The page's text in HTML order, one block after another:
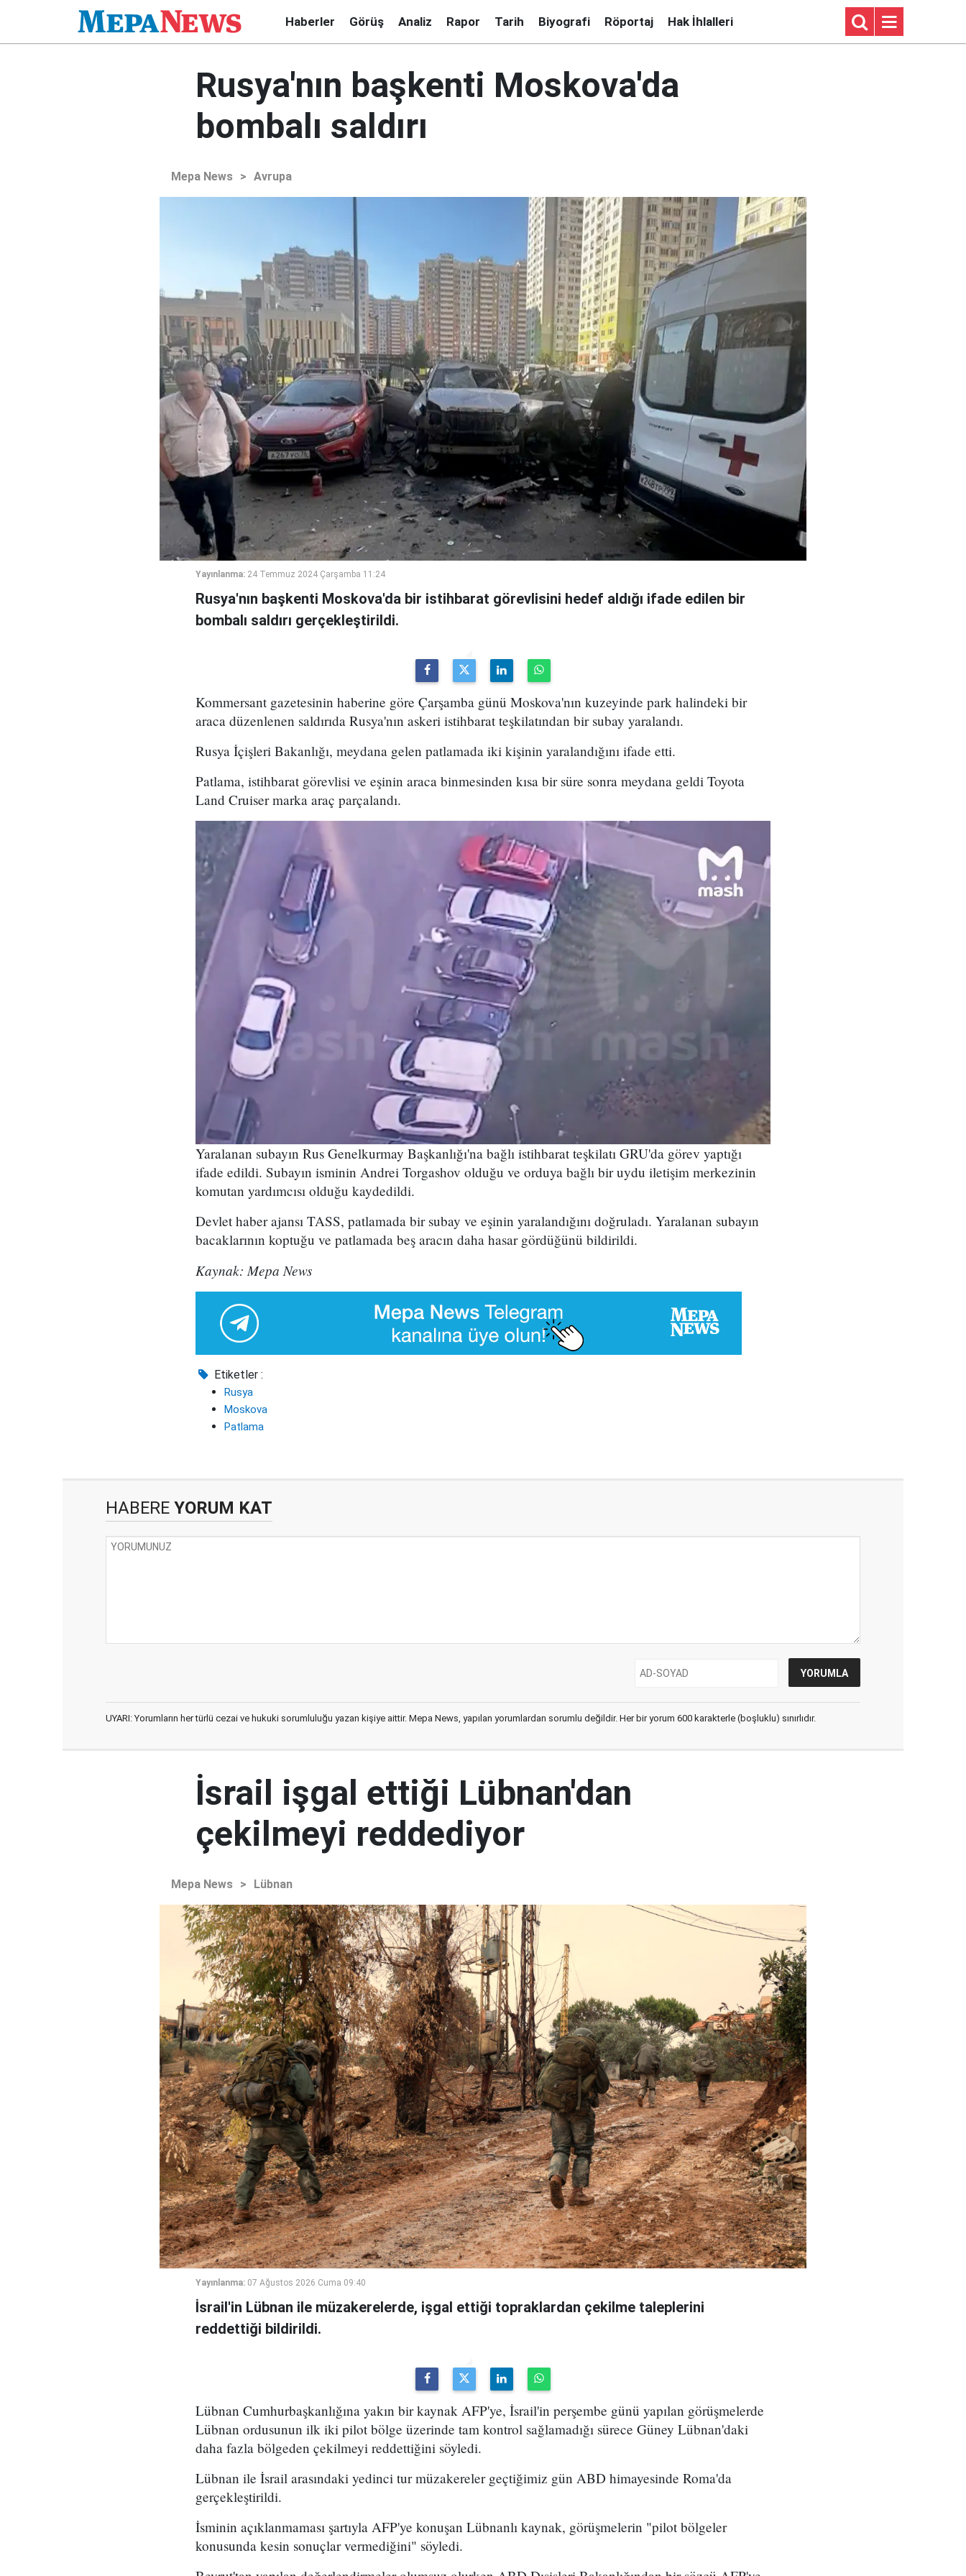
Haberler Görüş Analiz Rapor Tarih Biyografi Röportaj Hak İhlalleri
Rusya'nın başkenti Moskova'da
bombalı saldırı
Mepa News > Avrupa
Yayınlanma: 24 Temmuz 2024 Çarşamba 11:24
Rusya'nın başkenti Moskova'da bir istihbarat görevlisini hedef aldığı ifade edilen bir
bombalı saldırı gerçekleştirildi.
Kommersant gazetesinin haberine göre Çarşamba günü Moskova'nın kuzeyinde park halindeki bir
araca düzenlenen saldırıda Rusya'nın askeri istihbarat teşkilatından bir subay yaralandı.
Rusya İçişleri Bakanlığı, meydana gelen patlamada iki kişinin yaralandığını ifade etti.
Patlama, istihbarat görevlisi ve eşinin araca binmesinden kısa bir süre sonra meydana geldi Toyota
Land Cruiser marka araç parçalandı.
Yaralanan subayın Rus Genelkurmay Başkanlığı'na bağlı istihbarat teşkilatı GRU'da görev yaptığı
ifade edildi. Subayın isminin Andrei Torgashov olduğu ve orduya bağlı bir uydu iletişim merkezinin
komutan yardımcısı olduğu kaydedildi.
Devlet haber ajansı TASS, patlamada bir subay ve eşinin yaralandığını doğruladı. Yaralanan subayın
bacaklarının koptuğu ve patlamada beş aracın daha hasar gördüğünü bildirildi.
Kaynak: Mepa News
Etiketler :
Rusya
Moskova
Patlama
HABERE YORUM KAT
UYARI: Yorumların her türlü cezai ve hukuki sorumluluğu yazan kişiye aittir. Mepa News, yapılan yorumlardan sorumlu değildir. Her bir yorum 600 karakterle (boşluklu) sınırlıdır.
İsrail işgal ettiği Lübnan'dan
çekilmeyi reddediyor
Mepa News > Lübnan
Yayınlanma: 07 Ağustos 2026 Cuma 09:40
İsrail'in Lübnan ile müzakerelerde, işgal ettiği topraklardan çekilme taleplerini
reddettiği bildirildi.
Lübnan Cumhurbaşkanlığına yakın bir kaynak AFP'ye, İsrail'in perşembe günü yapılan görüşmelerde
Lübnan ordusunun ilk iki pilot bölge üzerinde tam kontrol sağlamadığı sürece Güney Lübnan'daki
daha fazla bölgeden çekilmeyi reddettiğini söyledi.
Lübnan ile İsrail arasındaki yedinci tur müzakereler geçtiğimiz gün ABD himayesinde Roma'da
gerçekleştirildi.
İsminin açıklanmaması şartıyla AFP'ye konuşan Lübnanlı kaynak, görüşmelerin "pilot bölgeler
konusunda kesin sonuçlar vermediğini" söyledi.